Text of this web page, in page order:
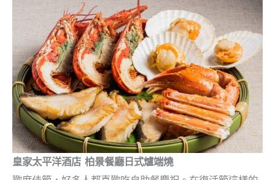
皇家太平洋酒店 柏景餐廳日式爐端燒